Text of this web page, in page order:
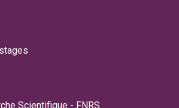
Scientifique - FNRS